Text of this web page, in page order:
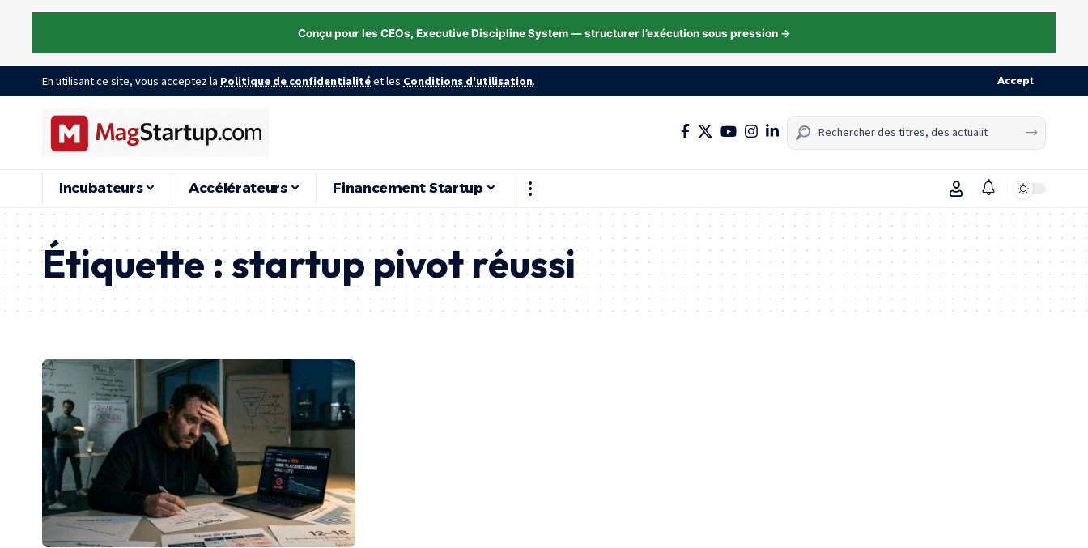
Conçu pour les CEOs, Executive Discipline System — structurer l’exécution sous pression →
En utilisant ce site, vous acceptez la Politique de confidentialitéet les Conditions d'utilisation. Accept
Incubateurs Accélérateurs Financement Startup
Étiquette :startup pivot réussi